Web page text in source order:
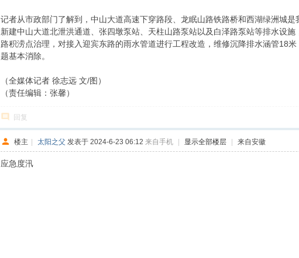
记者从市政部门了解到，中山大道高速下穿路段、龙眠山路铁路桥和西湖绿洲城
新建中山大道北泄洪通道、张四墩泵站、天柱山路泵站以及白泽路泵站等排水设
路积涝点治理，对接入迎宾东路的雨水管道进行工程改造，维修沉降排水涵管18
题基本消除。
（全媒体记者 徐志远 文/图）
（责任编辑：张馨）
回复
楼主 | 太阳之父 发表于 2024-6-23 06:12 来自手机 | 显示全部楼层 | 来自安徽
应急度汛